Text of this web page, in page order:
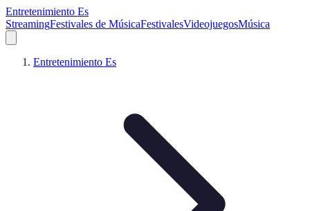
Entretenimiento Es
StreamingFestivales de MúsicaFestivalesVideojuegosMúsica
Entretenimiento Es